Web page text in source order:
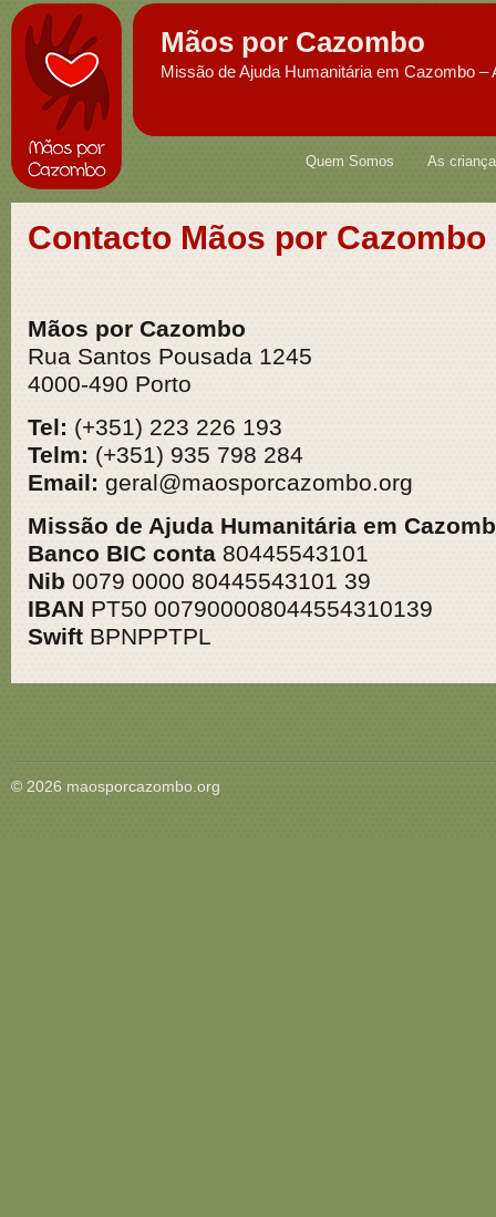
Mãos por Cazombo
Missão de Ajuda Humanitária em Cazombo –
Quem Somos As
Contacto Mãos por Cazombo
Mãos por Cazombo
Rua Santos Pousada 1245
4000-490 Porto
Tel: (+351) 223 226 193
Telm: (+351) 935 798 284
Email: geral@maosporcazombo.org
Missão de Ajuda Humanitária em
Banco BIC conta 80445543101
Nib 0079 0000 80445543101 39
IBAN PT50 007900008044554310139
Swift BPNPPTPL
© 2026 maosporcazombo.org